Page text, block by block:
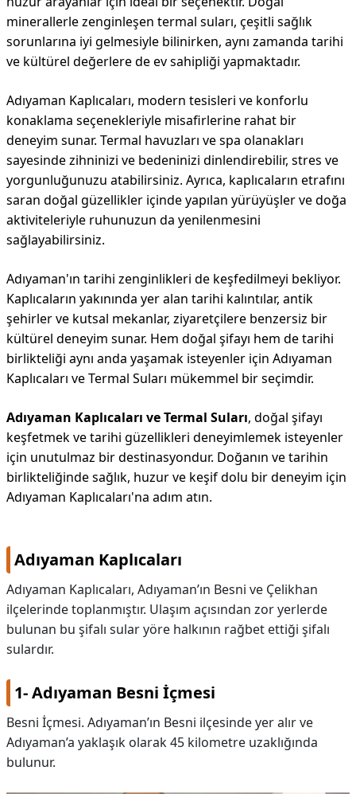
minerallerle zenginleşen termal suları, çeşitli sağlık
sorunlarına iyi gelmesiyle bilinirken, aynı zamanda tarihi
ve kültürel değerlere de ev sahipliği yapmaktadır.
Adıyaman Kaplıcaları, modern tesisleri ve konforlu
konaklama seçenekleriyle misafirlerine rahat bir
deneyim sunar. Termal havuzları ve spa olanakları
sayesinde zihninizi ve bedeninizi dinlendirebilir, stres ve
yorgunluğunuzu atabilirsiniz. Ayrıca, kaplıcaların etrafını
saran doğal güzellikler içinde yapılan yürüyüşler ve doğa
aktiviteleriyle ruhunuzun da yenilenmesini
sağlayabilirsiniz.
Adıyaman'ın tarihi zenginlikleri de keşfedilmeyi bekliyor.
Kaplıcaların yakınında yer alan tarihi kalıntılar, antik
şehirler ve kutsal mekanlar, ziyaretçilere benzersiz bir
kültürel deneyim sunar. Hem doğal şifayı hem de tarihi
birlikteliği aynı anda yaşamak isteyenler için Adıyaman
Kaplıcaları ve Termal Suları mükemmel bir seçimdir.
Adıyaman Kaplıcaları ve Termal Suları, doğal şifayı
keşfetmek ve tarihi güzellikleri deneyimlemek isteyenler
için unutulmaz bir destinasyondur. Doğanın ve tarihin
birlikteliğinde sağlık, huzur ve keşif dolu bir deneyim için
Adıyaman Kaplıcaları'na adım atın.
Adıyaman Kaplıcaları
Adıyaman Kaplıcaları, Adıyaman’ın Besni ve Çelikhan
ilçelerinde toplanmıştır. Ulaşım açısından zor yerlerde
bulunan bu şifalı sular yöre halkının rağbet ettiği şifalı
sulardır.
1- Adıyaman Besni İçmesi
Besni İçmesi. Adıyaman’ın Besni ilçesinde yer alır ve
Adıyaman’a yaklaşık olarak 45 kilometre uzaklığında
bulunur.